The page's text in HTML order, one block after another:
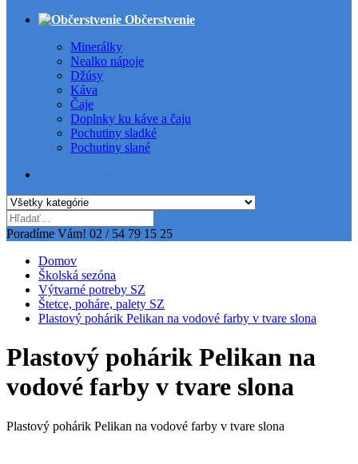
Občerstvenie
Minerálky
Nealko nápoje
Džúsy
Káva
Čaje
Doplnky ku káve a čaju
Pochutiny sladké
Pochutiny slané
Poradíme Vám! 02 / 54 79 15 25
Domov
Školská sezóna
Výtvarné potreby SZ
Štetce, poháre, palety SZ
Plastový pohárik Pelikan na vodové farby v tvare slona
Plastový pohárik Pelikan na
vodové farby v tvare slona
Plastový pohárik Pelikan na vodové farby v tvare slona